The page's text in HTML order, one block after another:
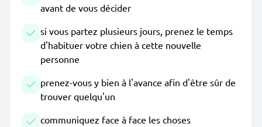
avant de vous décider
si vous partez plusieurs jours, prenez le temps
d'habituer votre chien à cette nouvelle
personne
prenez-vous y bien à l'avance afin d'être sûr de
trouver quelqu'un
communiquez face à face les choses